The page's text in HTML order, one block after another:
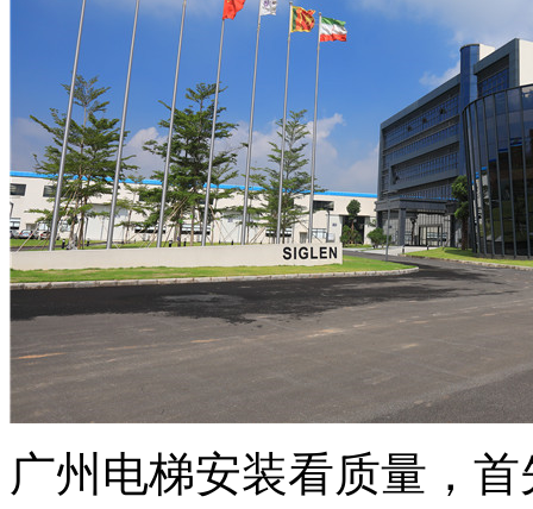
广州电梯安装看质量，